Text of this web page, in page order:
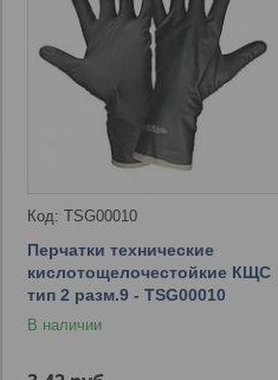
TSG00010
Перчатки технические
кислотощелочестойкие КЩС
тип 2 разм.9 - TSG00010
В наличии